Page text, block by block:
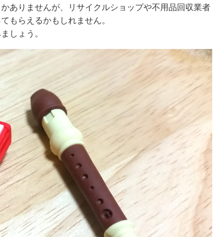
ありませんが、リサイクルショップや不用品回収業者
もらえるかもしれません。
しょう。